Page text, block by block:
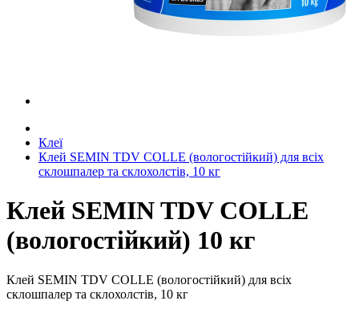
Клеї
Клей SEMIN TDV COLLE (вологостійкий) для всіх
склошпалер та склохолстів, 10 кг
Клей SEMIN TDV COLLE
(вологостійкий) 10 кг
Клей SEMIN TDV COLLE (вологостійкий) для всіх
склошпалер та склохолстів, 10 кг